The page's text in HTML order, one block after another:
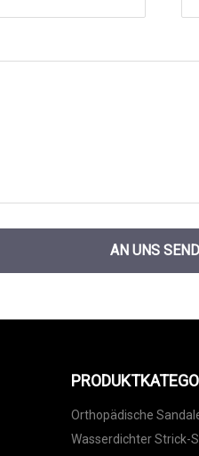
AN UNS
Orthopädische
Wasserdichter Strick-